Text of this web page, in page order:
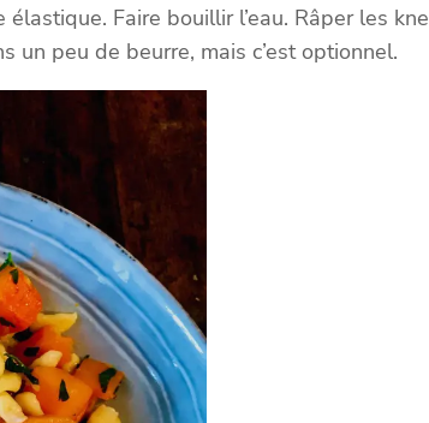
Faire bouillir l’eau. Râper les
un peu de beurre, mais c’est optionnel.